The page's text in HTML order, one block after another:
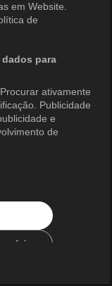
em Website.
de
para
ativamente
Publicidade
e
de